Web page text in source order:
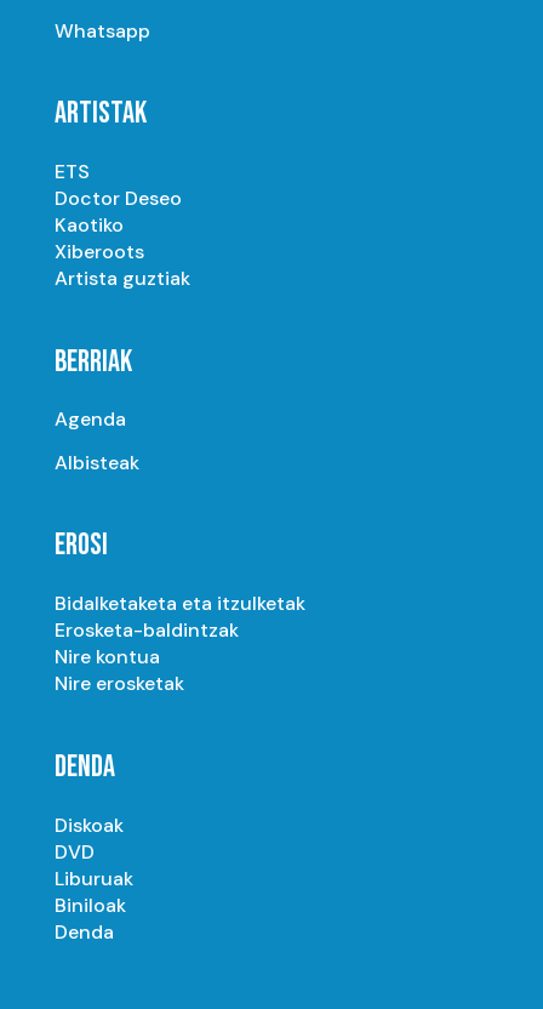
Whatsapp
ARTISTAK
ETS
Doctor Deseo
Kaotiko
Xiberoots
Artista guztiak
BERRIAK
Agenda
Albisteak
EROSI
Bidalketaketa eta itzulketak
Erosketa-baldintzak
Nire kontua
Nire erosketak
DENDA
Diskoak
DVD
Liburuak
Biniloak
Denda